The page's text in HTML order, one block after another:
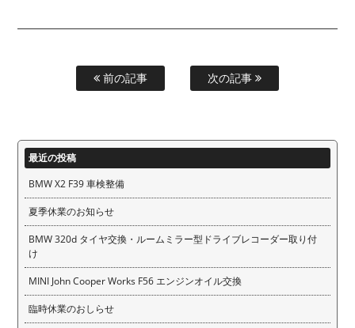
前の記事 次の記事
最近の投稿
BMW X2 F39 車検整備
夏季休業のお知らせ
BMW 320d タイヤ交換・ルームミラー型ドライブレコーダー取り付
け
MINI John Cooper Works F56 エンジンオイル交換
臨時休業のおしらせ